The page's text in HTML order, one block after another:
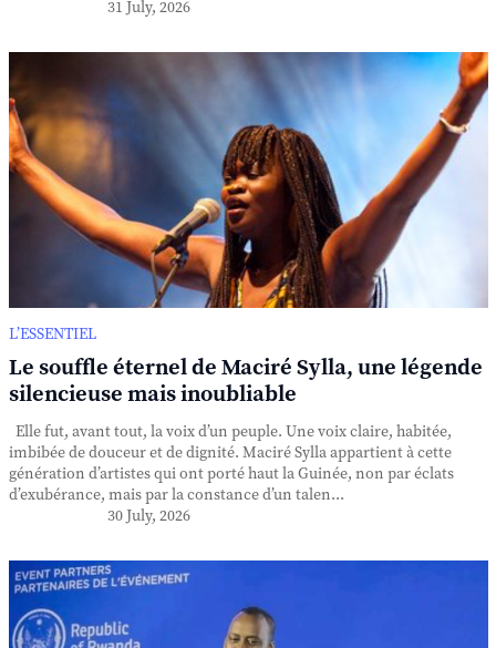
31 July, 2026
L’ESSENTIEL
Le souffle éternel de Maciré Sylla, une légende
silencieuse mais inoubliable
Elle fut, avant tout, la voix d’un peuple. Une voix claire, habitée,
imbibée de douceur et de dignité. Maciré Sylla appartient à cette
génération d’artistes qui ont porté haut la Guinée, non par éclats
d’exubérance, mais par la constance d’un talen...
30 July, 2026